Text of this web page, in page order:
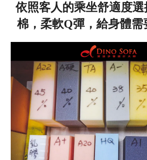
依照客人的乘坐舒適度
棉，柔軟Q彈，給身體需